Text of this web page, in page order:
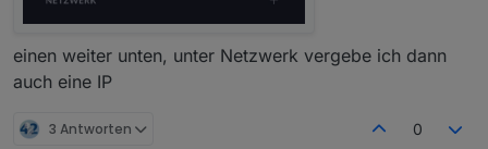
einen weiter unten, unter Netzwerk vergebe ich dann
auch eine IP
3 Antworten 0